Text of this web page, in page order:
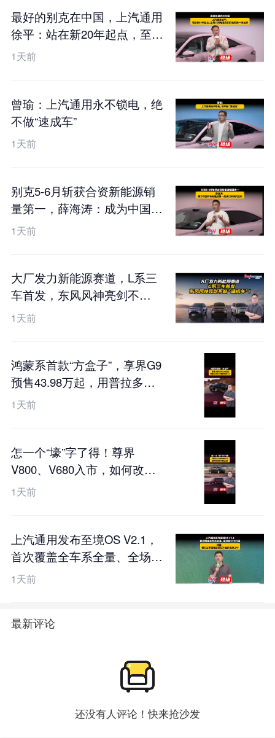
最好的别克在中国，上汽通用
徐平：站在新20年起点，至境
L7纯电是我们交出的第一张王
1天前
曾瑜：上汽通用永不锁电，绝
不做“速成车”
1天前
别克5-6月斩获合资新能源销
量第一，薛海涛：成为中国市
场新能源第一是我们未来的目
1天前
大厂发力新能源赛道，L系三
车首发，东风风神亮剑不
做“速成车”！
1天前
鸿蒙系首款“方盒子”，享界G9
预售43.98万起，用普拉多的
价格硬刚卫士？
1天前
怎一个“壕”字了得！尊界
V800、V680入市，如何改写
百万豪华局？
1天前
上汽通用发布至境OS V2.1，
首次覆盖全车系全量、全场景
OTA升级，刘震：老车主不该
1天前
最新评论
还没有人评论！快来抢沙发